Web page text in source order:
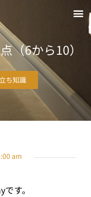
（6から10）
ち知識
am
す。